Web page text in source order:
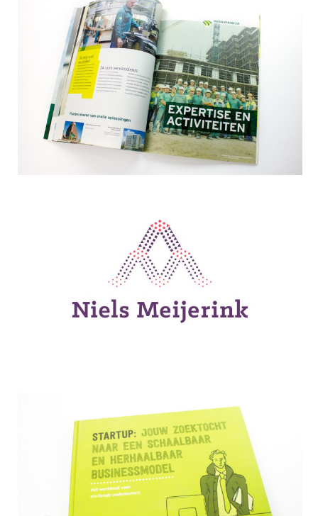
Brochure Dura Vermeer
Huisstijl Niels Meijerink
Startup werkboek Saxion